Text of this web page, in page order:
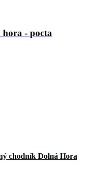
- pocta
chodník Dolná Hora